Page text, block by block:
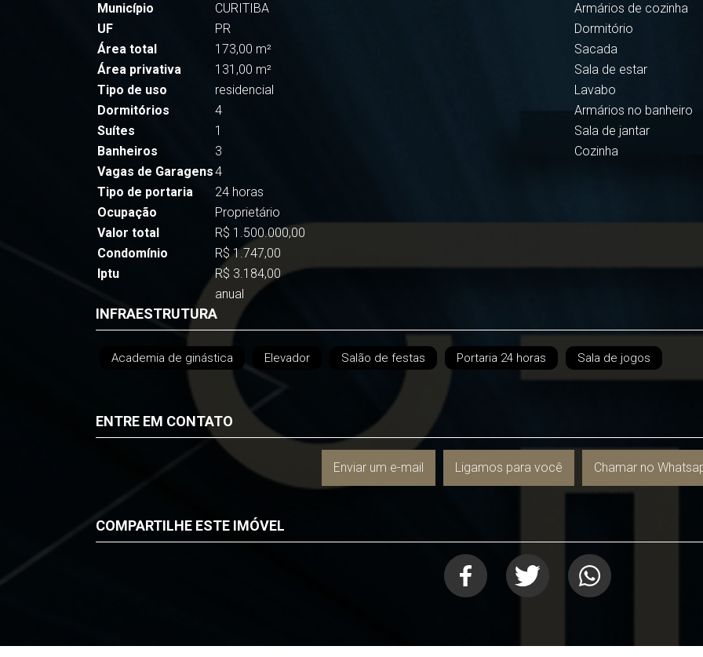
Município
CURITIBA
UF
PR
Área total
173,00 m²
Área privativa
131,00 m²
Tipo de uso
residencial
Dormitórios
4
Suítes
1
Banheiros
3
Vagas de Garagens4
Tipo de portaria
24 horas
Ocupação
Proprietário
Valor total
R$ 1.500.000,00
Condomínio
R$ 1.747,00
Iptu
R$ 3.184,00
anual
Armários de cozinha
Dormitório
Sacada
Sala de estar
Lavabo
Armários no banheiro
Sala de jantar
Cozinha
INFRAESTRUTURA
Academia de ginástica Elevador Salão de festas Portaria 24 horas Sala de jogos
ENTRE EM CONTATO
Enviar um e-mail Ligamos para você Chamar no
COMPARTILHE ESTE IMÓVEL